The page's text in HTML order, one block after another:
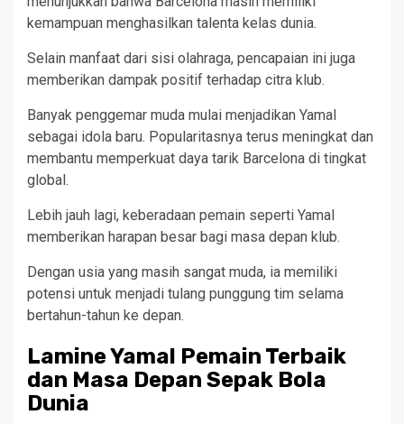
kemampuan menghasilkan talenta kelas dunia.
Selain manfaat dari sisi olahraga, pencapaian ini juga
memberikan dampak positif terhadap citra klub.
Banyak penggemar muda mulai menjadikan Yamal
sebagai idola baru. Popularitasnya terus meningkat dan
membantu memperkuat daya tarik Barcelona di tingkat
global.
Lebih jauh lagi, keberadaan pemain seperti Yamal
memberikan harapan besar bagi masa depan klub.
Dengan usia yang masih sangat muda, ia memiliki
potensi untuk menjadi tulang punggung tim selama
bertahun-tahun ke depan.
Lamine Yamal Pemain Terbaik
dan Masa Depan Sepak Bola
Dunia